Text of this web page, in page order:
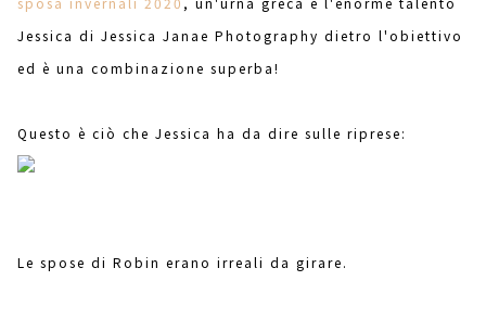
Jessica di Jessica Janae Photography dietro l'obiettivo
ed è una combinazione superba!
Questo è ciò che Jessica ha da dire sulle riprese:
Le spose di Robin erano irreali da girare.